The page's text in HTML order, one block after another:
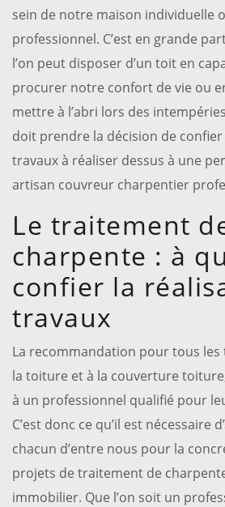
sein de notre maison individuelle
professionnel. C’est en grande
l’on peut disposer d’un toit en
procurer notre confort de vie ou
mettre à l’abri lors des
doit prendre la décision de
travaux à réaliser dessus à une
artisan couvreur charpentier
Le traitement
charpente : à
confier la
travaux
La recommandation pour tous
la toiture et à la couverture
à un professionnel qualifié pour
C’est donc ce qu’il est nécessaire
chacun d’entre nous pour la
projets de traitement de
immobilier. Que l’on soit un